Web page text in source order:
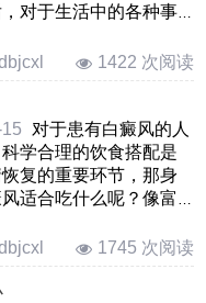
对于生活中的各种事
1422 次阅读
对于患有白癜风的人
学合理的饮食搭配是
复的重要环节，那身
风适合吃什么呢？像富
1745 次阅读